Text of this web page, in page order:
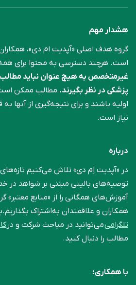
هشدار مهم
گروه هدف اصلی «آپدیت ام دی»،
است. هرچند دسترسی به محتوا برای
غیرمتخصص به هیچ عنوان نباید مطالب
پزشکی در نظر بگیرند. مطالب ممکن
اولیه باشند و برای نتیجه‌گیری از
نیاز است.
درباره
در «آپدیت اِم دی» تلاش می‌کنیم
توصیه‌های بالینی مبتنی بر شواهد در
آموزش‌های همگانی را از «منابع معتبر»
همکاران و علاقمندان به‌اشتراک
تلگرامیمی‌توانید در مباحث شرکت و در
مطالب را دنبال کنید.
با همکاری: